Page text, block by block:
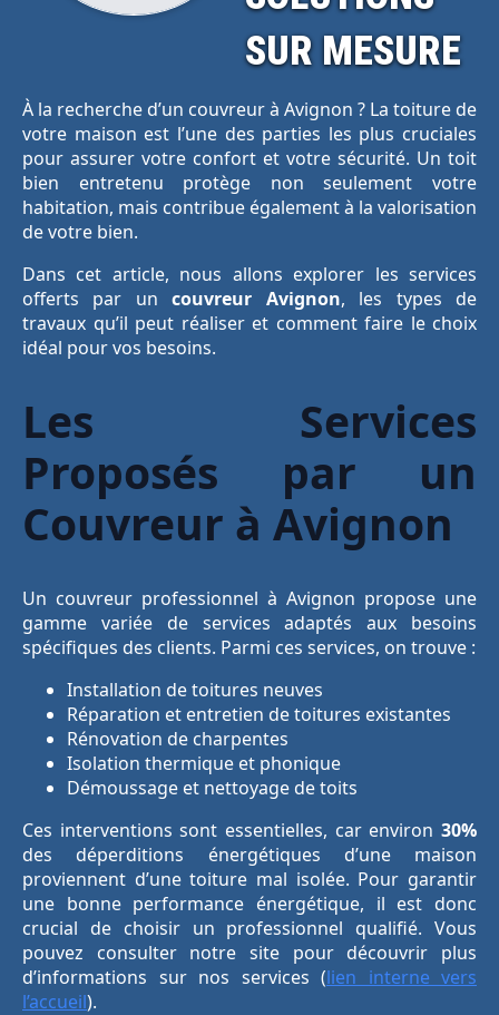
SUR MESURE
À la recherche d’un couvreur à Avignon ? La toiture de
votre maison est l’une des parties les plus cruciales
pour assurer votre confort et votre sécurité. Un toit
bien entretenu protège non seulement votre
habitation, mais contribue également à la valorisation
de votre bien.
Dans cet article, nous allons explorer les services
offerts par uncouvreur Avignon, les types de
travaux qu’il peut réaliser et comment faire le choix
idéal pour vos besoins.
Les Services
Proposés par un
Couvreur à Avignon
Un couvreur professionnel à Avignon propose une
gamme variée de services adaptés aux besoins
spécifiques des clients. Parmi ces services, on trouve :
Installation de toitures neuves
Réparation et entretien de toitures existantes
Rénovation de charpentes
Isolation thermique et phonique
Démoussage et nettoyage de toits
Ces interventions sont essentielles, car environ 30%
des déperditions énergétiques d’une maison
proviennent d’une toiture mal isolée. Pour garantir
une bonne performance énergétique, il est donc
crucial de choisir un professionnel qualifié. Vous
pouvez consulter notre site pour découvrir plus
d’informations sur nos services (lien interne vers
l’accueil).